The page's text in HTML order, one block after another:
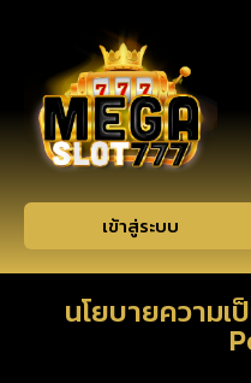
เข้าสู่ระบบ
นโยบายความ